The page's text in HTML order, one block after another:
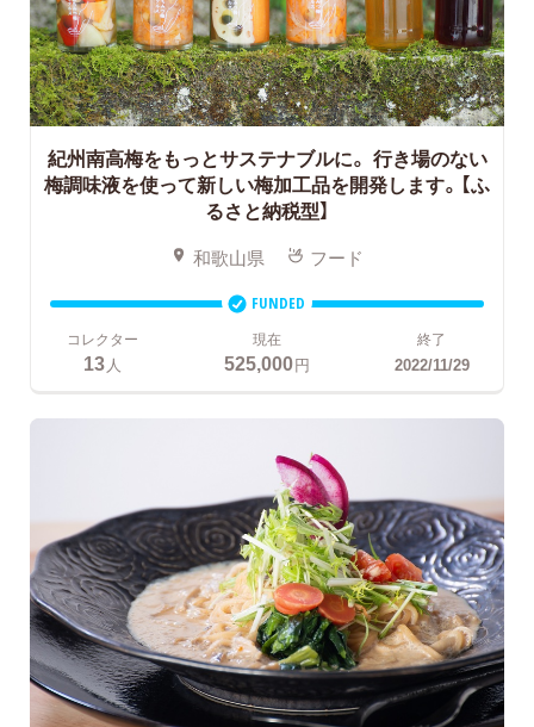
紀州南高梅をもっとサステナブルに。 行き場のない
梅調味液を使って新しい梅加工品を開発します。【ふ
るさと納税型】
和歌山県 フード
FUNDED
コレクター
13 人
現在
525,000円
終了
2022/11/29